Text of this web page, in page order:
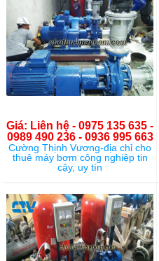
Giá: Liên hệ - 0975 135 635 -
0989 490 236 - 0936 995 663
Cường Thịnh Vương-địa chỉ cho
thuê máy bơm công nghiệp tin
cậy, uy tín